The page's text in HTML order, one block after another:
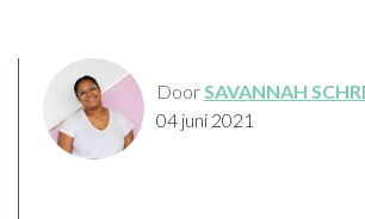
DoorSAVANNAH
04 juni 2021